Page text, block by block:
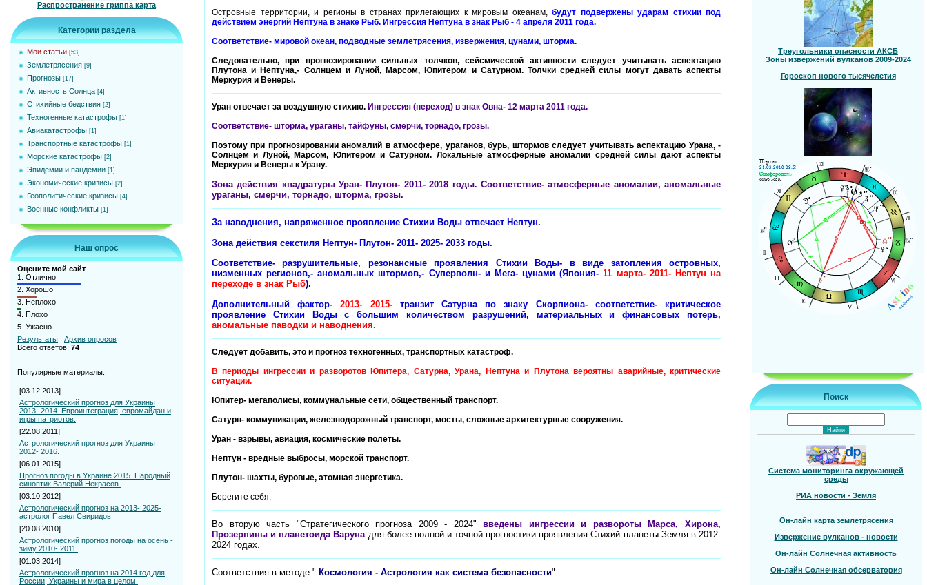
Распространение гриппа карта
Категории раздела
Мои статьи [53]
Землетрясения [9]
Прогнозы [17]
Активность Солнца [4]
Стихийные бедствия [2]
Техногенные катастрофы [1]
Авиакатастрофы [1]
Транспортные катастрофы [1]
Морские катастрофы [2]
Эпидемии и пандемии [1]
Экономические кризисы [2]
Геополитические кризисы [4]
Военные конфликты [1]
Наш опрос
Оцените мой сайт
1. Отлично
2. Хорошо
3.
Неплохо
4.
Плохо
5. Ужасно
Результаты
Архив опросов
Всего ответов: 74
Популярные материалы.
[03.12.2013]
Астрологический прогноз для Украины
2013- 2014. Евроинтеграция, евромайдан и
игры патриотов.
[22.08.2011]
Астрологический прогноз для Украины
2012- 2016.
[06.01.2015]
Прогноз погоды в Украине 2015. Народный
синоптик Валерий Некрасов.
[03.10.2012]
Астрологический прогноз на 2013- 2025-
астролог Павел Свиридов.
[20.08.2010]
Астрологический прогноз погоды на осень -
зиму 2010- 2011.
[01.03.2014]
Астрологический прогноз на 2014 год для
России, Украины и мира в целом.
Островные территории, и регионы в странах прилегающих к мировым океанам, будут подвержены ударам стихии под
действием энергий Нептуна в знаке Рыб. Ингрессия Нептуна в знак Рыб - 4 апреля 2011 года.
Соответствие- мировой океан, подводные землетрясения, извержения, цунами, шторма.
Следовательно, при прогнозировании сильных толчков, сейсмической активности следует учитывать аспектацию
Плутона и Нептуна,- Солнцем и Луной, Марсом, Юпитером и Сатурном. Толчки средней силы могут давать аспекты
Меркурия и Венеры.
Уран отвечает за воздушную стихию. Ингрессия (переход) в знак Овна- 12 марта 2011 года.
Соответствие- шторма, ураганы, тайфуны, смерчи, торнадо, грозы.
Поэтому при прогнозировании аномалий в атмосфере, ураганов, бурь, штормов следует учитывать аспектацию Урана, -
Солнцем и Луной, Марсом, Юпитером и Сатурном. Локальные атмосферные аномалии средней силы дают аспекты
Меркурия и Венеры к Урану.
Зона действия квадратуры Уран- Плутон- 2011- 2018 годы. Соответствие- атмосферные аномалии, аномальные
ураганы, смерчи, торнадо, шторма, грозы.
За наводнения, напряженное проявление Стихии Воды отвечает Нептун.
Зона действия секстиля Нептун- Плутон- 2011- 2025- 2033 годы.
Соответствие- разрушительные, резонансные проявления Стихии Воды- в виде затопления островных,
низменных регионов,- аномальных штормов,- Суперволн- и Мега- цунами (Япония-11 марта- 2011- Нептун на
переходе в знак Рыб).
Дополнительный фактор-2013- 2015- транзит Сатурна по знаку Скорпиона- соответствие- критическое
проявление Стихии Воды с большим количеством разрушений, материальных и финансовых потерь,
аномальные паводки и наводнения.
Следует добавить, это и прогноз техногенных, транспортных катастроф.
В периоды ингрессии и разворотов Юпитера, Сатурна, Урана, Нептуна и Плутона вероятны аварийные, критические
ситуации.
Юпитер- мегаполисы, коммунальные сети, общественный транспорт.
Сатурн- коммуникации, железнодорожный транспорт, мосты, сложные архитектурные сооружения.
Уран - взрывы, авиация, космические полеты.
Нептун - вредные выбросы, морской транспорт.
Плутон- шахты, буровые, атомная энергетика.
Берегите себя.
Во вторую часть "Стратегического прогноза 2009 - 2024"введены ингрессии и развороты Марса, Хирона,
Прозерпины и планетоида Варунадля более полной и точной прогностики проявления Стихий планеты Земля в 2012-
2024 годах.
Соответствия в методе " Космология - Астрология как система безопасности":
Треугольники опасности АКСБ
Зоны извержений вулканов 2009-2024
Гороскоп нового тысячелетия
Поиск
Система мониторинга окружающей
среды
РИА новости - Земля
Он-лайн карта землетрясения
Извержение вулканов - новости
Он-лайн Солнечная активность
Он-лайн Солнечная обсерватория